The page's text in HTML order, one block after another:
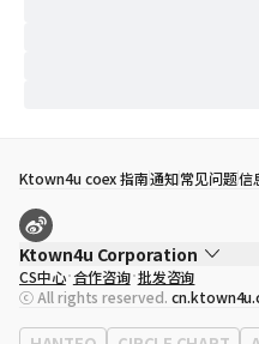
Ktown4u coex 指南通知常见问题信
Ktown4u Corporation
代表
宋効珉
营业执照 120-87-71116
公司地址 首尔特别市 江南区 岭东大
CS中心 合作咨询 批发咨询
ⓒ All rights reserved.